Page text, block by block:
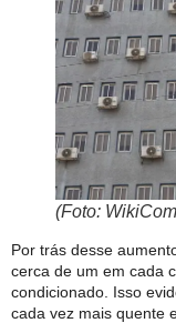
(Foto:
Por trás desse
cerca de um em cada
condicionado. Isso
cada vez mais quente